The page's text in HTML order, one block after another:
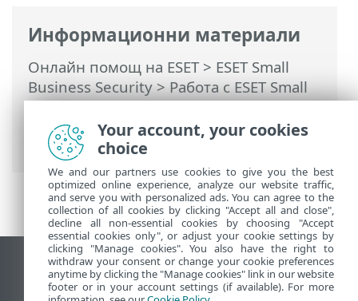
Информационни материали
Онлайн помощ на ESET> ESET Small
Business Security>Работа с ESET Small
Business Security>Разширена
настройка>Защити> Защита на уеб
достъпа
Преглед на настолна версия на сайт
End of Life
Your account, your cookies
choice
We and our partners use cookies to give you the best
optimized online experience, analyze our website traffic,
and serve you with personalized ads. You can agree to the
collection of all cookies by clicking "Accept all and close",
decline all non-essential cookies by choosing "Accept
essential cookies only", or adjust your cookie settings by
clicking "Manage cookies". You also have the right to
withdraw your consent or change your cookie preferences
anytime by clicking the "Manage cookies" link in our website
footer or in your account settings (if available). For more